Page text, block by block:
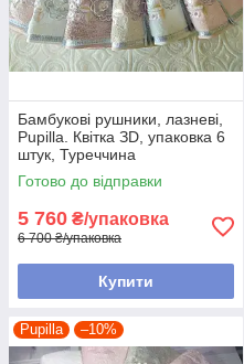
Бамбукові рушники, лазневі,
Pupilla. Квітка ЗD, упаковка 6
штук, Туреччина
Готово до відправки
5 760 ₴/упаковка
6 700 ₴/упаковка
Купити
Pupilla –10%